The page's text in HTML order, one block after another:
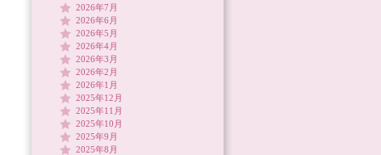
2026年7月
2026年6月
2026年5月
2026年4月
2026年3月
2026年2月
2026年1月
2025年12月
2025年11月
2025年10月
2025年9月
2025年8月